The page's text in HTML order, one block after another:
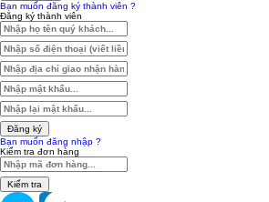
Bạn muốn đăng ký thành viên ?
Đăng ký thành viên
Đăng ký
Bạn muốn đăng nhập ?
Kiểm tra đơn hàng
Kiểm tra